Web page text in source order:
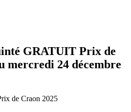
GRATUIT Prix de
mercredi 24 décembre